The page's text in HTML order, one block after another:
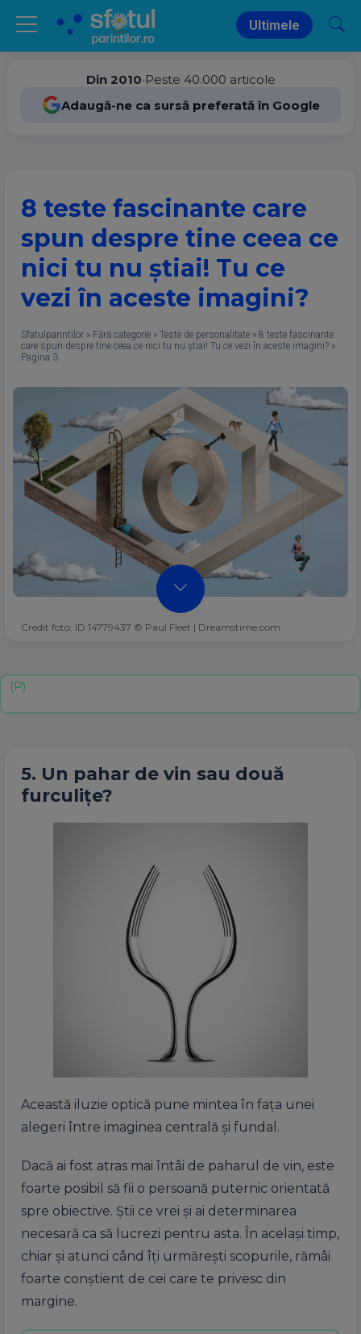
Ultimele
Din 2010•Peste 40.000 articole
Adaugă-ne ca sursă preferată în Google
8 teste fascinante care
spun despre tine ceea ce
nici tu nu știai! Tu ce
vezi în aceste imagini?
Sfatulparintilor » Fără categorie » Teste de personalitate » 8 teste fascinante
care spun despre tine ceea ce nici tu nu știai! Tu ce vezi în aceste imagini? »
Pagina 3
Credit foto: ID 14779437 © Paul Fleet | Dreamstime.com
5. Un pahar de vin sau două
furculițe?
Această iluzie optică pune mintea în fața unei
alegeri între imaginea centrală și fundal.
Dacă ai fost atras mai întâi de paharul de vin, este
foarte posibil să fii o persoană puternic orientată
spre obiective. Știi ce vrei și ai determinarea
necesară ca să lucrezi pentru asta. În același timp,
chiar și atunci când îți urmărești scopurile, rămâi
foarte conștient de cei care te privesc din
margine.